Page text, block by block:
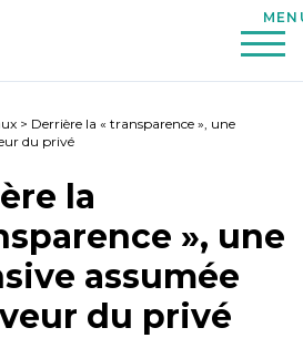
> Derrière la « transparence », une
du privé
la
», une
assumée
du privé